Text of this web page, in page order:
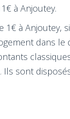
à Anjoutey.
à Anjoutey,
dans
sont